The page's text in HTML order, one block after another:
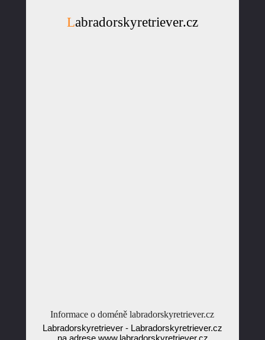
Labradorskyretriever.cz
Informace o doméně labradorskyretriever.cz
Labradorskyretriever - Labradorskyretriever.cz
na adrese www.labradorskyretriever.cz